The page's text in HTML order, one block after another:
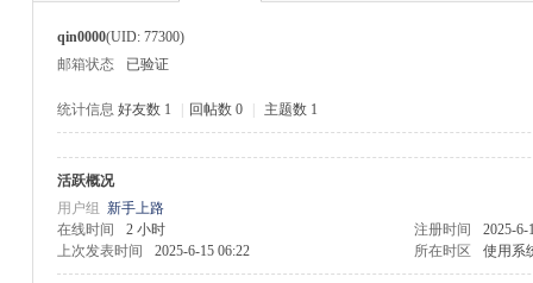
qin0000(UID: 77300)
邮箱状态
已验证
统计信息 好友数 1 回帖数 0 主题数 1
活跃概况
用户组 新手上路
在线时间
2 小时 注册时间
2025-6-
上次发表时间
2025-6-15 06:22 所在时区 使用系